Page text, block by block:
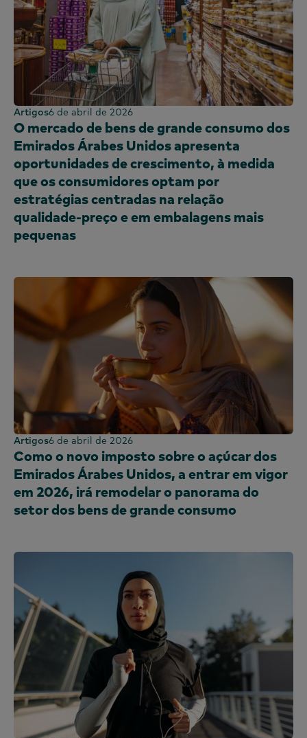
Artigos6 de abril de 2026
O mercado de bens de grande consumo dos
Emirados Árabes Unidos apresenta
oportunidades de crescimento, à medida
que os consumidores optam por
estratégias centradas na relação
qualidade-preço e em embalagens mais
pequenas
Artigos6 de abril de 2026
Como o novo imposto sobre o açúcar dos
Emirados Árabes Unidos, a entrar em vigor
em 2026, irá remodelar o panorama do
setor dos bens de grande consumo